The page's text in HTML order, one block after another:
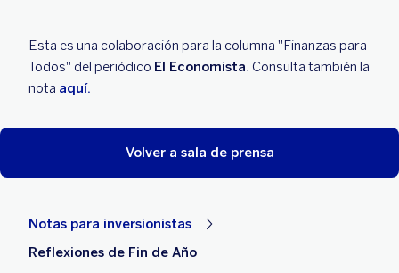
Esta es una colaboración para la columna "Finanzas para
Todos" del periódico El Economista. Consulta también la
nota aquí.
Volver a sala de prensa
Notas para inversionistas
Reflexiones de Fin de Año